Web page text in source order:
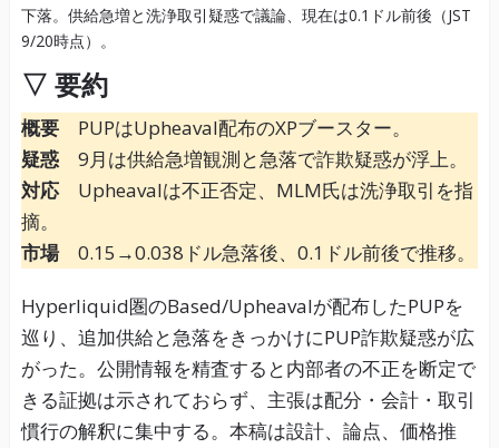
▽ 要約
概要PUPはUpheaval配布のXPブースター。
疑惑9月は供給急増観測と急落で詐欺疑惑が浮上。
対応Upheavalは不正否定、MLM氏は洗浄取引を指
摘。
市場0.15→0.038ドル急落後、0.1ドル前後で推移。
Hyperliquid圏のBased/Upheavalが配布したPUPを
巡り、追加供給と急落をきっかけにPUP詐欺疑惑が広
がった。公開情報を精査すると内部者の不正を断定で
きる証拠は示されておらず、主張は配分・会計・取引
慣行の解釈に集中する。本稿は設計、論点、価格推